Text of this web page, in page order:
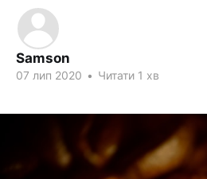
Samson
07 лип 2020 • Читати 1 хв